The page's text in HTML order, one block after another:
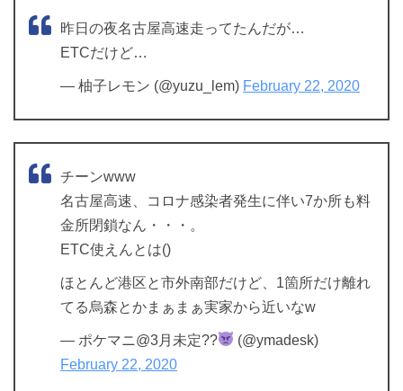
昨日の夜名古屋高速走ってたんだが…
ETCだけど…
— 柚子レモン (@yuzu_lem) February 22, 2020
チーンwww
名古屋高速、コロナ感染者発生に伴い7か所も料
金所閉鎖なん・・・。
ETC使えんとは()
ほとんど港区と市外南部だけど、1箇所だけ離れ
てる烏森とかまぁまぁ実家から近いなw
— ポケマニ@3月未定??
(@ymadesk)
February 22, 2020